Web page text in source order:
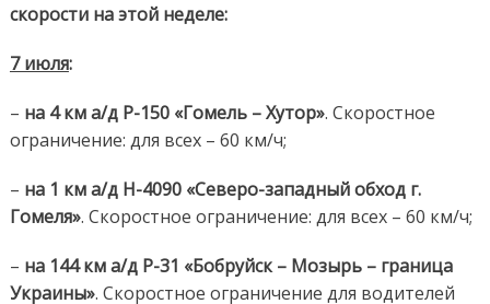
скорости на этой неделе:
7 июля:
– на 4 км а/д Р-150 «Гомель – Хутор». Скоростное
ограничение: для всех – 60 км/ч;
– на 1 км а/д Н-4090 «Северо-западный обход г.
Гомеля». Скоростное ограничение: для всех – 60 км/ч;
– на 144 кма/д Р-31 «Бобруйск – Мозырь – граница
Украины». Скоростное ограничение для водителей